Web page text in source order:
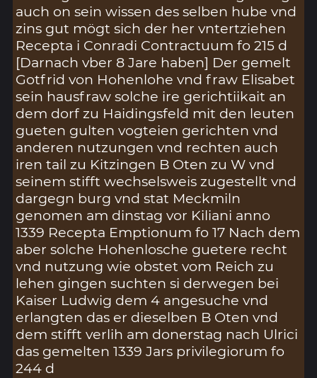
auch on sein wissen des selben hube vnd
zins gut mögt sich der her vntertziehen
Recepta i Conradi Contractuum fo 215 d
[Darnach vber 8 Jare haben] Der gemelt
Gotfrid von Hohenlohe vnd fraw Elisabet
sein hausfraw solche ire gerichtiikait an
dem dorf zu Haidingsfeld mit den leuten
gueten gulten vogteien gerichten vnd
anderen nutzungen vnd rechten auch
iren tail zu Kitzingen B Oten zu W vnd
seinem stifft wechselsweis zugestellt vnd
dargegn burg vnd stat Meckmiln
genomen am dinstag vor Kiliani anno
1339 Recepta Emptionum fo 17 Nach dem
aber solche Hohenlosche guetere recht
vnd nutzung wie obstet vom Reich zu
lehen gingen suchten si derwegen bei
Kaiser Ludwig dem 4 angesuche vnd
erlangten das er dieselben B Oten vnd
dem stifft verlih am donerstag nach Ulrici
das gemelten 1339 Jars privilegiorum fo
244 d